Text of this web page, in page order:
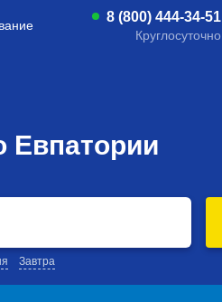
8 (800) 444-34-51
Круглосуточно
Евпатории
Завтра